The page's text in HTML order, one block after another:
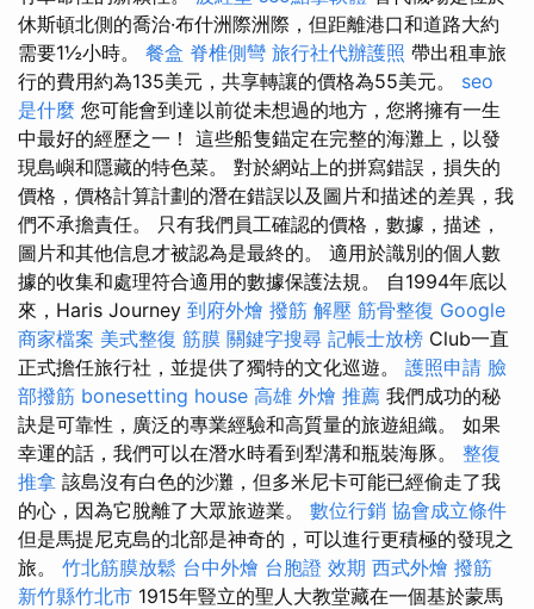
休斯頓北側的喬治·布什洲際洲際，但距離港口和道路大約
需要1½小時。 餐盒 脊椎側彎 旅行社代辦護照 帶出租車旅
行的費用約為135美元，共享轉讓的價格為55美元。 seo
是什麼 您可能會到達以前從未想過的地方，您將擁有一生
中最好的經歷之一！ 這些船隻錨定在完整的海灘上，以發
現島嶼和隱藏的特色菜。 對於網站上的拼寫錯誤，損失的
價格，價格計算計劃的潛在錯誤以及圖片和描述的差異，我
們不承擔責任。 只有我們員工確認的價格，數據，描述，
圖片和其他信息才被認為是最終的。 適用於識別的個人數
據的收集和處理符合適用的數據保護法規。 自1994年底以
來，Haris Journey 到府外燴 撥筋 解壓 筋骨整復 Google
商家檔案 美式整復 筋膜 關鍵字搜尋 記帳士放榜 Club一直
正式擔任旅行社，並提供了獨特的文化巡遊。 護照申請 臉
部撥筋 bonesetting house 高雄 外燴 推薦 我們成功的秘
訣是可靠性，廣泛的專業經驗和高質量的旅遊組織。 如果
幸運的話，我們可以在潛水時看到犁溝和瓶裝海豚。 整復
推拿 該島沒有白色的沙灘，但多米尼卡可能已經偷走了我
的心，因為它脫離了大眾旅遊業。 數位行銷 協會成立條件
但是馬提尼克島的北部是神奇的，可以進行更積極的發現之
旅。 竹北筋膜放鬆 台中外燴 台胞證 效期 西式外燴 撥筋
新竹縣竹北市 1915年豎立的聖人大教堂藏在一個基於蒙馬